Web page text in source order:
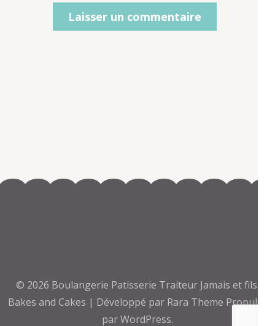
© 2026 Boulangerie Patisserie Traiteur Jamais et fils
Bakes and Cakes | Développé par Rara Theme Propulsé
parWordPress.